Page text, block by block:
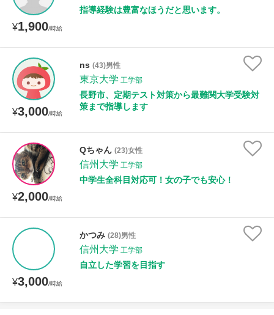
¥1,900/時給
指導経験は豊富なほうだと思います。
¥3,000/時給
ns (43)男性
東京大学 工学部
長野市、定期テスト対策から最難関大学受験対
策まで指導します
¥2,000/時給
Qちゃん (23)女性
信州大学 工学部
中学生全科目対応可！女の子でも安心！
¥3,000/時給
かつみ (28)男性
信州大学 工学部
自立した学習を目指す
授業可能日
月曜日 火曜日 水曜日
土曜日
所属大学
距離：15km以内
年齢：18-101歳
性別